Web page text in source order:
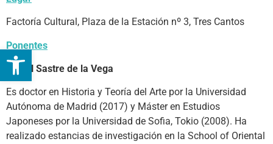
Abrir barra de herramientas
Factoría Cultural, Plaza de la Estación nº 3, Tres Cantos
Ponentes
Daniel Sastre de la Vega
Es doctor en Historia y Teoría del Arte por la Universidad
Autónoma de Madrid (2017) y Máster en Estudios
Japoneses por la Universidad de Sofia, Tokio (2008). Ha
realizado estancias de investigación en la School of Oriental